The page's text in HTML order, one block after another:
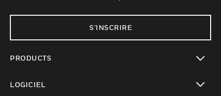
S'INSCRIRE
PRODUCTS
LOGICIEL